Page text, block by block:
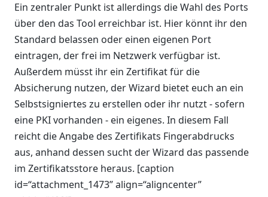
Ein zentraler Punkt ist allerdings die Wahl des Ports
über den das Tool erreichbar ist. Hier könnt ihr den
Standard belassen oder einen eigenen Port
eintragen, der frei im Netzwerk verfügbar ist.
Außerdem müsst ihr ein Zertifikat für die
Absicherung nutzen, der Wizard bietet euch an ein
Selbstsigniertes zu erstellen oder ihr nutzt - sofern
eine PKI vorhanden - ein eigenes. In diesem Fall
reicht die Angabe des Zertifikats Fingerabdrucks
aus, anhand dessen sucht der Wizard das passende
im Zertifikatsstore heraus. [caption
id=“attachment_1473” align=“aligncenter”